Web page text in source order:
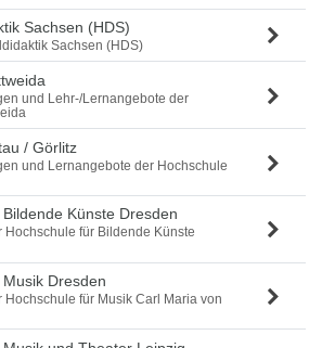
Sachsen (HDS)
Sachsen (HDS)
und Lehr-/Lernangebote der
/ Görlitz
und Lernangebote der Hochschule
Künste Dresden
Hochschule für Bildende Künste
Dresden
Hochschule für Musik Carl Maria von